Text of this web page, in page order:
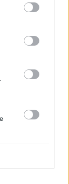
na całym
postu i
wynikają one
Jednak w
i
we Mszy
nie jest
część
dnia, co